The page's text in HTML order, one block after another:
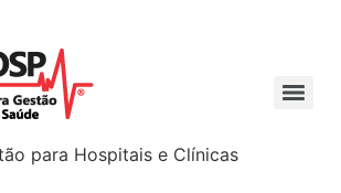
para Hospitais e Clínicas